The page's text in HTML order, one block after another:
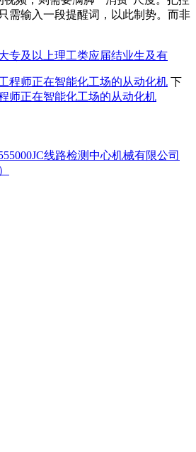
需输入一段提醒词，以此制势。而非
专及以上理工类应届结业生及有
程师正在智能化工场的从动化机 下
师正在智能化工场的从动化机
线路检测中心机械有限公司